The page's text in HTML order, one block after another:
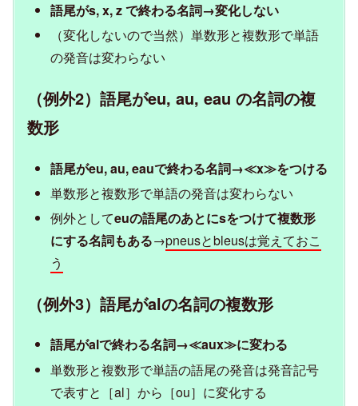
語尾がs, x, z で終わる名詞→変化しない
（変化しないので当然）単数形と複数形で単語
の発音は変わらない
（例外2）語尾がeu, au, eau の名詞の複
数形
語尾がeu, au, eauで終わる名詞→≪x≫をつける
単数形と複数形で単語の発音は変わらない
例外としてeuの語尾のあとにsをつけて複数形
にする名詞もある→pneusとbleusは覚えておこ
う
（例外3）語尾がalの名詞の複数形
語尾がalで終わる名詞→≪aux≫に変わる
単数形と複数形で単語の語尾の発音は発音記号
で表すと［al］から［ou］に変化する